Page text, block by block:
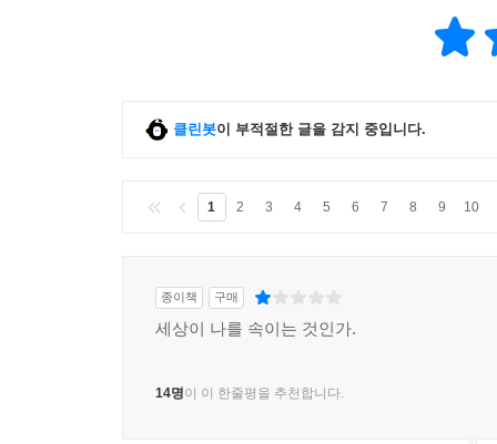
클린봇이 부적절한 글을 감지 중입니다.
1 2 3 4 5 6 7 8 9 10
종이책 구매
세상이 나를 속이는 것인가.
14명이 이 한줄평을 추천합니다.